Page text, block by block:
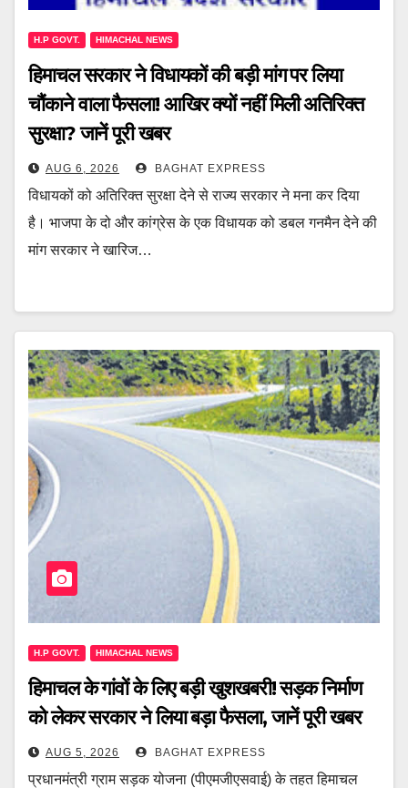
H.P GOVT. HIMACHAL NEWS
हिमाचल सरकार ने विधायकों की बड़ी मांग पर लिया
चौंकाने वाला फैसला! आखिर क्यों नहीं मिली अतिरिक्त
सुरक्षा? जानें पूरी खबर
AUG 6, 2026 BAGHAT EXPRESS
विधायकों को अतिरिक्त सुरक्षा देने से राज्य सरकार ने मना कर दिया
है। भाजपा के दो और कांग्रेस के एक विधायक को डबल गनमैन देने की
मांग सरकार ने खारिज…
H.P GOVT. HIMACHAL NEWS
हिमाचल के गांवों के लिए बड़ी खुशखबरी! सड़क निर्माण
को लेकर सरकार ने लिया बड़ा फैसला, जानें पूरी खबर
AUG 5, 2026 BAGHAT EXPRESS
प्रधानमंत्री ग्राम सड़क योजना (पीएमजीएसवाई) के तहत हिमाचल